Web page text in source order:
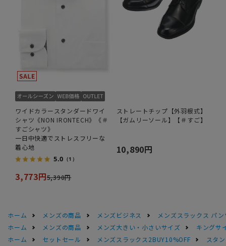
ワイドカラースタンダードワイ
シャツ《NON IRONTECH》《＃
すごシャツ》
一日中快適でストレスフリーな
着心地
5.0 （1）
3,773円5,390円
ストレートチップ【外羽根式】
【ガムリーソール】【＃すご】
10,890円
ホーム メンズの商品 メンズビジネス
メンズスラックス パン
ホーム
メンズの商品 メンズ大きい・小さいサイズ
キングサ
ホーム
セットセール メンズスラックス2BUY10%OFF
スタ